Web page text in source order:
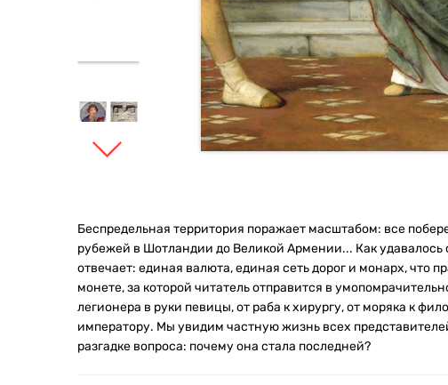
Беспредельная территория поражает масштабом: все
рубежей в Шотландии до Великой Армении... Как удавалось
отвечает: единая валюта, единая сеть дорог и монарх, что
монете, за которой читатель отправится в
легионера в руки певицы, от раба к хирургу, от моряка к
императору. Мы увидим частную жизнь всех
разгадке вопроса: почему она стала последней?